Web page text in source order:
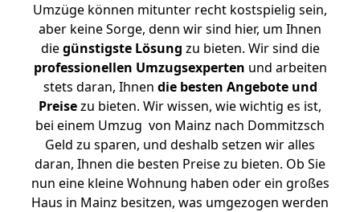
Umzüge können mitunter recht kostspielig sein,
aber keine Sorge, denn wir sind hier, um Ihnen
diegünstigste Lösung zu bieten. Wir sind die
professionellen Umzugsexperten und arbeiten
stets daran, Ihnen die besten Angebote und
Preisezu bieten. Wir wissen, wie wichtig es ist,
bei einem Umzug von Mainz nach Dommitzsch
Geld zu sparen, und deshalb setzen wir alles
daran, Ihnen die besten Preise zu bieten. Ob Sie
nun eine kleine Wohnung haben oder ein großes
Haus in Mainz besitzen, was umgezogen werden